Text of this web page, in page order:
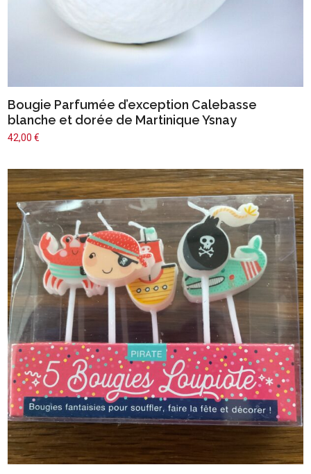
Bougie Parfumée d’exception Calebasse
blanche et dorée de Martinique Ysnay
42,00€